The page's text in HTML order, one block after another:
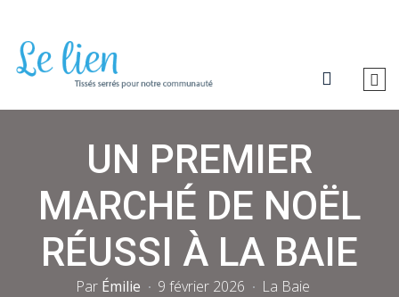
UN PREMIER
MARCHÉ DE NOËL
RÉUSSI À LA BAIE
Par Émilie 9 février 2026 La Baie